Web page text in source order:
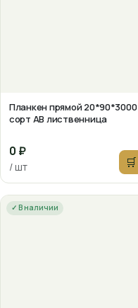
Планкен прямой 20*90*3000
сорт АВ лиственница
0 ₽
/ шт 🛒
✓ В наличии